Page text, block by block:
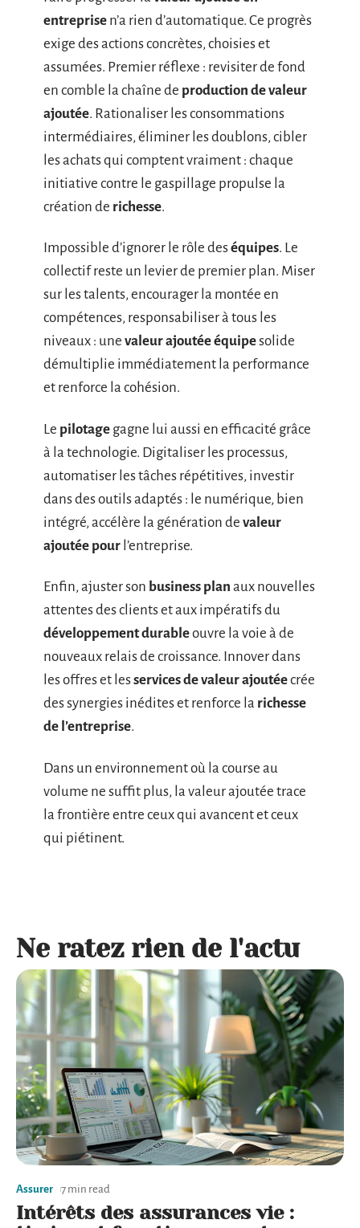
entreprise n’a rien d’automatique. Ce progrès
exige des actions concrètes, choisies et
assumées. Premier réflexe : revisiter de fond
en comble la chaîne de production de valeur
ajoutée. Rationaliser les consommations
intermédiaires, éliminer les doublons, cibler
les achats qui comptent vraiment : chaque
initiative contre le gaspillage propulse la
création de richesse.
Impossible d’ignorer le rôle deséquipes. Le
collectif reste un levier de premier plan. Miser
sur les talents, encourager la montée en
compétences, responsabiliser à tous les
niveaux : une valeur ajoutée équipesolide
démultiplie immédiatement la performance
et renforce la cohésion.
Le pilotage gagne lui aussi en efficacité grâce
à la technologie. Digitaliser les processus,
automatiser les tâches répétitives, investir
dans des outils adaptés : le numérique, bien
intégré, accélère la génération de valeur
ajoutée pour l’entreprise.
Enfin, ajuster son business plan aux nouvelles
attentes des clients et aux impératifs du
développement durableouvre la voie à de
nouveaux relais de croissance. Innover dans
les offres et lesservices de valeur ajoutéecrée
des synergies inédites et renforce la richesse
de l’entreprise.
Dans un environnement où la course au
volume ne suffit plus, la valeur ajoutée trace
la frontière entre ceux qui avancent et ceux
qui piétinent.
Ne ratez rien de l'actu
Assurer 7 min read
Intérêts des assurances vie :